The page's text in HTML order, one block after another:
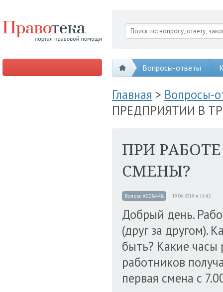
Вопросы-ответы
Главная > Вопросы-
ПРЕДПРИЯТИИ В
ПРИ
СМЕНЫ?
Вопрос #008448 19.06.2018 в 14:42
Добрый день.
(друг за другом).
быть? Какие часы
работников
первая смена с